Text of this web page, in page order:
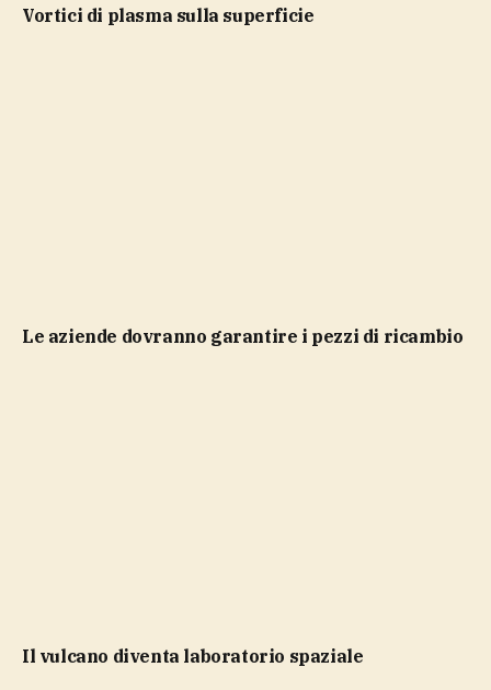
vortici di plasma sulla superficie
le aziende dovranno garantire i pezzi di ricambio
il vulcano diventa laboratorio spaziale